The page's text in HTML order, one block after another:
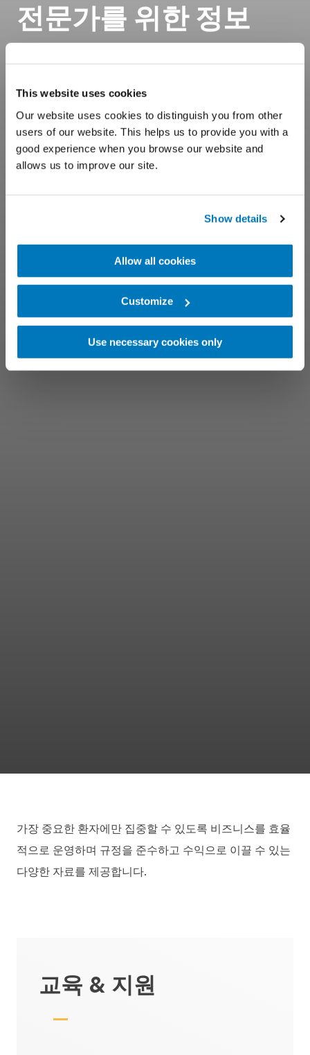
This website uses cookies
Our website uses cookies to distinguish you from other
users of our website. This helps us to provide you with a
good experience when you browse our website and
allows us to improve our site.
Show details
Allow all cookies
Customize
Use necessary cookies only
전문가를 위한 정보
가장 중요한 환자에만 집중할 수 있도록 비즈니스를 효율
적으로 운영하며 규정을 준수하고 수익으로 이끌 수 있는
다양한 자료를 제공합니다.
교육 & 지원